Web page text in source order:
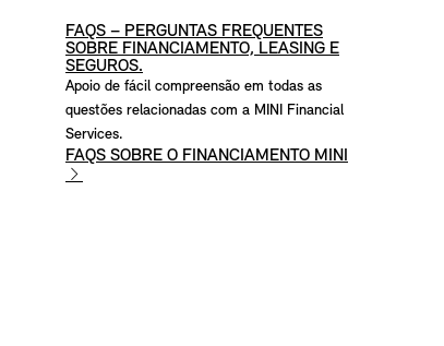
FAQS – PERGUNTAS FREQUENTES
SOBRE FINANCIAMENTO, LEASING E
SEGUROS.
Apoio de fácil compreensão em todas as
questões relacionadas com a MINI Financial
Services.
FAQS SOBRE O FINANCIAMENTO MINI